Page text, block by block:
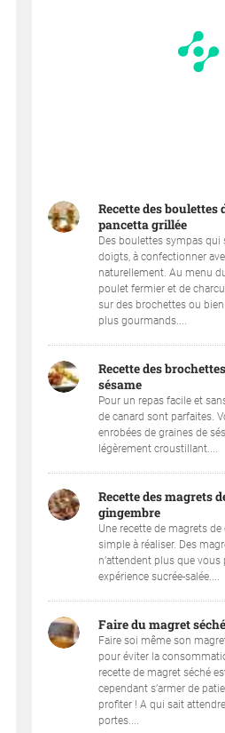
Recette des boulettes
pancetta grillée
Des boulettes sympas qui
doigts, à confectionner
naturellement. Au menu
poulet fermier et de
sur des brochettes ou
plus gourmands....
Recette des
sésame
Pour un repas facile et
de canard sont parfaites.
enrobées de graines de
légèrement croustillant....
Recette des magrets
gingembre
Une recette de magrets
simple à réaliser. Des
n’attendent plus que
expérience sucrée-salée....
Faire du magret
Faire soi même son
pour éviter la
recette de magret séché
cependant s’armer de
profiter ! A qui sait
portes....